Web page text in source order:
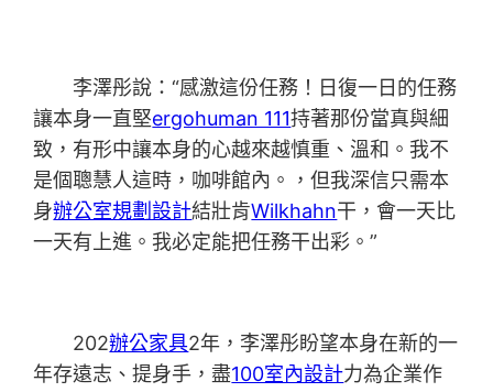
李澤彤說：“感激這份任務！日復一日的任務
讓本身一直堅ergohuman 111持著那份當真與細
致，有形中讓本身的心越來越慎重、溫和。我不
是個聰慧人這時，咖啡館內。，但我深信只需本
身辦公室規劃設計結壯肯Wilkhahn干，會一天比
一天有上進。我必定能把任務干出彩。”
202辦公家具2年，李澤彤盼望本身在新的一
年存遠志、提身手，盡100室內設計力為企業作